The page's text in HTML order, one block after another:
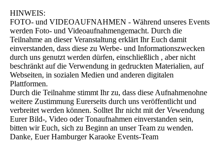
HINWEIS:
FOTO- und VIDEOAUFNAHMEN - Während unseres Events
werden Foto- und Videoaufnahmengemacht. Durch die
Teilnahme an dieser Veranstaltung erklärt Ihr Euch damit
einverstanden, dass diese zu Werbe- und Informationszwecken
durch uns genutzt werden dürfen, einschließlich , aber nicht
beschränkt auf die Verwendung in gedruckten Materialien, auf
Webseiten, in sozialen Medien und anderen digitalen
Plattformen.
Durch die Teilnahme stimmt Ihr zu, dass diese Aufnahmenohne
weitere Zustimmung Eurerseits durch uns veröffentlicht und
verbreitet werden können. Solltet Ihr nicht mit der Vewendung
Eurer Bild-, Video oder Tonaufnahmen einverstanden sein,
bitten wir Euch, sich zu Beginn an unser Team zu wenden.
Danke, Euer Hamburger Karaoke Events-Team